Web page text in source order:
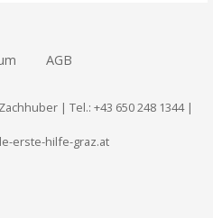
AGB
| Tel.: +43 650 248 1344 |
erste-hilfe-graz.at